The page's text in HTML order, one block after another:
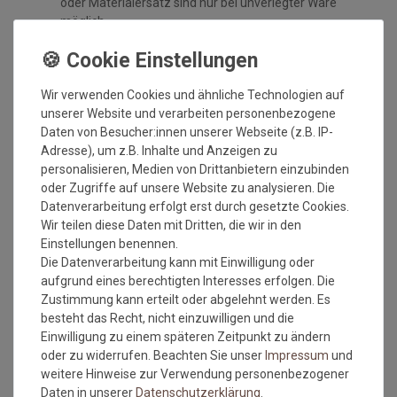
oder Materialersatz sind nur bei unverlegter Ware
möglich.
vermeidbare Abweichungen der Qualität, Farbe, Breite,
Dessins, die jedoch innerhalb vorgegebener Toleranzen
liegen, berechtigen nicht zur Beanstandung.
Maßtoleranzen von 1-5 % können auftreten und sind
völlig normal. Sonderzuschnitte sind vom
Umtausch/Rückgabe ausgeschlossen.
Weiterhin ist zu beachten, wenn der gleiche Belag in
verschiedenen Rollenbreiten bestellt wird, dass es zu
Farbabweichungen auf Grund der unterschiedlichen
Anfertigungen kommen kann.
Wie messe ich meinen Raum aus, damit das Material
ausreicht?
Beim ausmessen des Raumes in dem der
Bodenbelag verlegt werden soll, bitte immer die
Türrahmen, Erker oder sonstige Aussparungen IMMER
mit ausmessen. Also immer die längste Länge und die
Wir verwenden Cookies und ähnliche Technologien auf
unserer Website und verarbeiten personenbezogene
Daten von Besucher:innen unserer Webseite (z.B. IP-
Adresse), um z.B. Inhalte und Anzeigen zu
personalisieren, Medien von Drittanbietern einzubinden
oder Zugriffe auf unsere Website zu analysieren. Die
Datenverarbeitung erfolgt erst durch gesetzte Cookies.
Wir teilen diese Daten mit Dritten, die wir in den
Einstellungen benennen.
Die Datenverarbeitung kann mit Einwilligung oder
aufgrund eines berechtigten Interesses erfolgen. Die
Zustimmung kann erteilt oder abgelehnt werden. Es
besteht das Recht, nicht einzuwilligen und die
Einwilligung zu einem späteren Zeitpunkt zu ändern
oder zu widerrufen. Beachten Sie unser Impressum und
weitere Hinweise zur Verwendung personenbezogener
Daten in unserer Daten­schutz­erklärung